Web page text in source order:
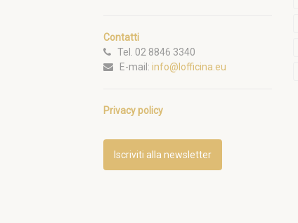
Contatti
Tel. 02 8846 3340
E-mail: info@lofficina.eu
Privacy policy
Iscriviti alla newsletter